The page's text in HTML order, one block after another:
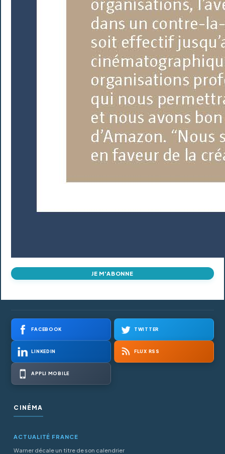
JE M'ABONNE
FACEBOOK TWITTER
LINKEDIN FLUX RSS
APPLI MOBILE
CINÉMA
ACTUALITÉ FRANCE
Warner décale un titre de son calendrier